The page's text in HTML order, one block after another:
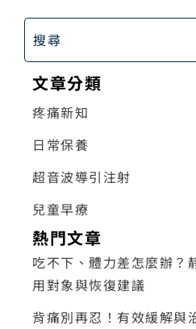
文章分類
疼痛新知
日常保養
超音波導引注射
兒童早療
熱門文章
吃不下、體力差怎麼辦？
用對象與恢復建議
背痛別再忍！有效緩解與